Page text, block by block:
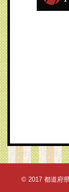
© 2017 都道府